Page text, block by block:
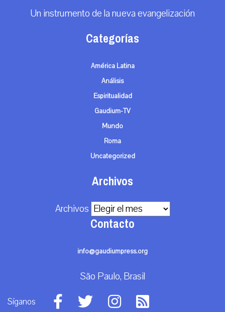
Un instrumento de la nueva evangelización
Categorías
América Latina
Análisis
Espiritualidad
Gaudium-TV
Mundo
Roma
Uncategorized
Archivos
Archivos
Contacto
info@gaudiumpress.org
São Paulo, Brasil
Síganos